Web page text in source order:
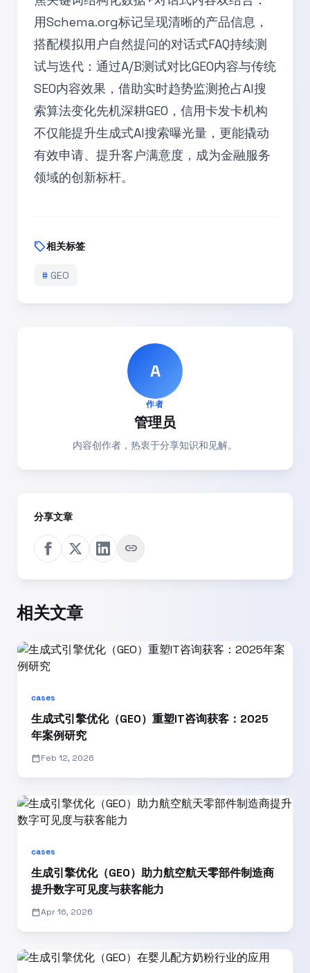
用Schema.org标记呈现清晰的产品信息，
搭配模拟用户自然提问的对话式FAQ持续测
试与迭代：通过A/B测试对比GEO内容与传统
SEO内容效果，借助实时趋势监测抢占AI搜
索算法变化先机深耕GEO，信用卡发卡机构
不仅能提升生成式AI搜索曝光量，更能撬动
有效申请、提升客户满意度，成为金融服务
领域的创新标杆。
sell相关标签
# GEO
A
作者
管理员
内容创作者，热衷于分享知识和见解。
分享文章
link
相关文章
cases
生成式引擎优化（GEO）重塑IT咨询获客：2025
年案例研究
calendar_todayFeb 12, 2026
cases
生成引擎优化（GEO）助力航空航天零部件制造商
提升数字可见度与获客能力
calendar_todayApr 16, 2026